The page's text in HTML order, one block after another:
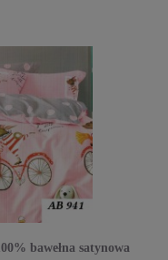
bawełna satynowa